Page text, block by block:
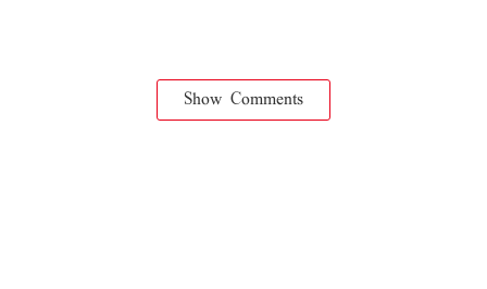
Show Comments